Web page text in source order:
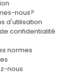
nous?
d'utilisation
confidentialité
normes
nous